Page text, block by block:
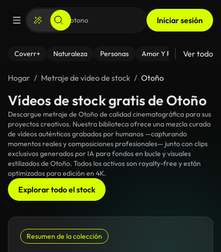
Iniciar sesión
Coverr+ Naturaleza Personas Amor Y Relaciones
Ver todo
Hogar Metraje de video de stock Otoño
Vídeos de stock gratis de Otoño
Descargue metraje de Otoño de calidad cinematográfica para sus
proyectos creativos. Nuestra biblioteca ofrece una mezcla curada
de vídeos auténticos grabados por humanos —capturando
momentos reales y composiciones profesionales— junto con clips
exclusivos generados por IA para fondos en bucle y visuales
estilizados de Otoño. Todos los activos son royalty-free y están
optimizados para edición en 4K.
Explorar todo el stock
Resumen de la colección